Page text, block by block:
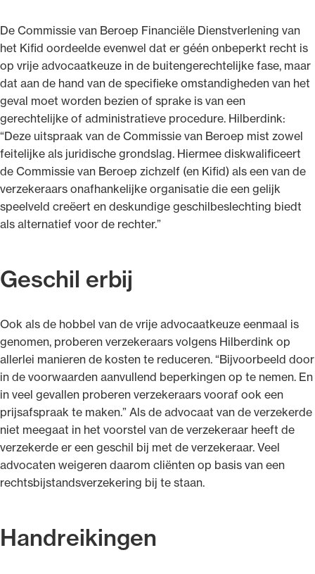
De Commissie van Beroep Financiële Dienstverlening van
het Kifid oordeelde evenwel dat er géén onbeperkt recht is
op vrije advocaatkeuze in de buitengerechtelijke fase, maar
dat aan de hand van de specifieke omstandigheden van het
geval moet worden bezien of sprake is van een
gerechtelijke of administratieve procedure. Hilberdink:
“Deze uitspraak van de Commissie van Beroep mist zowel
feitelijke als juridische grondslag. Hiermee diskwalificeert
de Commissie van Beroep zichzelf (en Kifid) als een van de
verzekeraars onafhankelijke organisatie die een gelijk
speelveld creëert en deskundige geschilbeslechting biedt
als alternatief voor de rechter.”
Geschil erbij
Ook als de hobbel van de vrije advocaatkeuze eenmaal is
genomen, proberen verzekeraars volgens Hilberdink op
allerlei manieren de kosten te reduceren. “Bijvoorbeeld door
in de voorwaarden aanvullend beperkingen op te nemen. En
in veel gevallen proberen verzekeraars vooraf ook een
prijsafspraak te maken.” Als de advocaat van de verzekerde
niet meegaat in het voorstel van de verzekeraar heeft de
verzekerde er een geschil bij met de verzekeraar. Veel
advocaten weigeren daarom cliënten op basis van een
rechtsbijstandsverzekering bij te staan.
Handreikingen